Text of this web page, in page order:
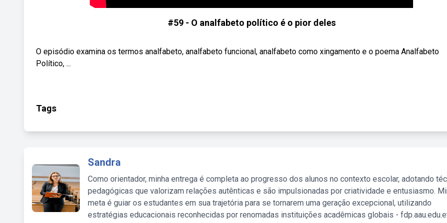
#59 - O analfabeto político é o pior deles
O episódio examina os termos analfabeto, analfabeto funcional, analfabeto como xingamento e o poema Analfabeto
Político, ...
Tags
Sandra
Como orientador, minha entrega é completa ao progresso dos alunos no contexto escolar, adotando
pedagógicas que valorizam relações autênticas e são impulsionadas por criatividade e entusiasmo.
meta é guiar os estudantes em sua trajetória para se tornarem uma geração excepcional, utilizando
estratégias educacionais reconhecidas por renomadas instituições acadêmicas globais -